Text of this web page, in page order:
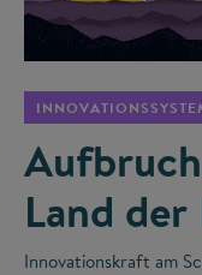
Land der
Innovationskraft am